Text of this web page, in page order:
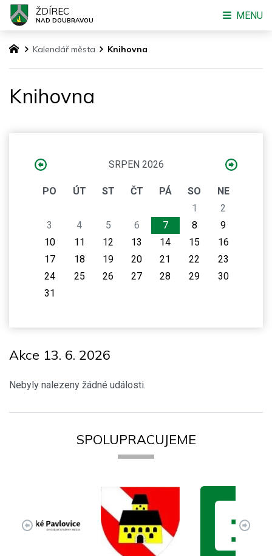
Kalendář města Knihovna
Knihovna
SRPEN 2026
PO ÚT ST ČT PÁ SO
NE
1
2
3
4 5 6 7 8
9
10
11 12 13 14 15
16
17
18 19 20 21 22
23
24
25 26 27 28 29
30
31
Akce 13. 6. 2026
Nebyly nalezeny žádné události.
SPOLUPRACUJEME
ŽDÍREC
NAD DOUBRAVOU MENU